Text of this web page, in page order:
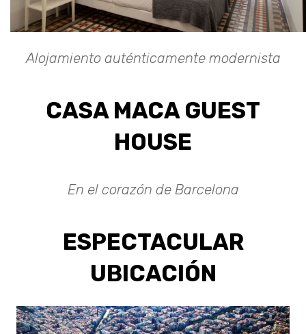
Alojamiento auténticamente modernista
CASA MACA GUEST
HOUSE
En el corazón de Barcelona
ESPECTACULAR
UBICACIÓN